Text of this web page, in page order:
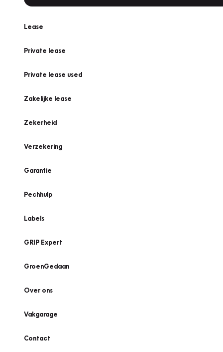
Lease
Private lease
Private lease used
Zakelijke lease
Zekerheid
Verzekering
Garantie
Pechhulp
Labels
GRIP Expert
GroenGedaan
Over ons
Vakgarage
Contact